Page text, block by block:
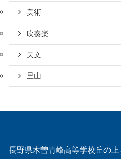
美術
吹奏楽
天文
里山
長野県木曽青峰高等学校丘の